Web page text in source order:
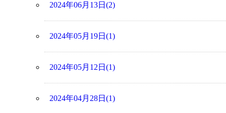
2024年06月13日(2)
2024年05月19日(1)
2024年05月12日(1)
2024年04月28日(1)